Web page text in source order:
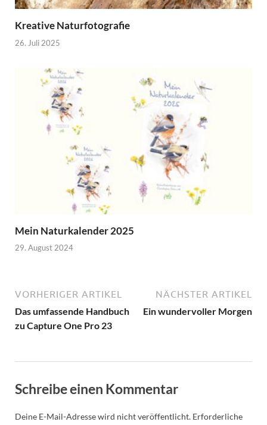
Kreative Naturfotografie
26. Juli 2025
Mein Naturkalender 2025
29. August 2024
VORHERIGER ARTIKEL
Das umfassende Handbuch
zu Capture One Pro 23
NÄCHSTER ARTIKEL
Ein wundervoller Morgen
Schreibe einen Kommentar
Deine E-Mail-Adresse wird nicht veröffentlicht. Erforderliche